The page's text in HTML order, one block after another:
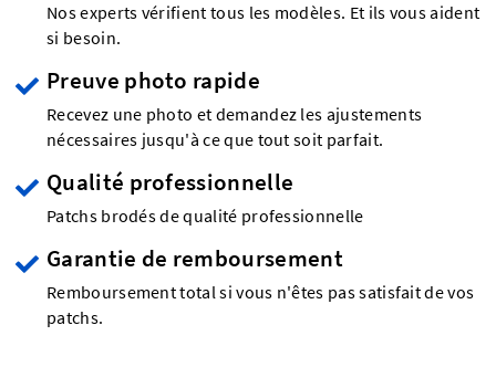
Nos experts vérifient tous les modèles. Et ils vous aident
si besoin.
Preuve photo rapide
Recevez une photo et demandez les ajustements
nécessaires jusqu'à ce que tout soit parfait.
Qualité professionnelle
Patchs brodés de qualité professionnelle
Garantie de remboursement
Remboursement total si vous n'êtes pas satisfait de vos
patchs.